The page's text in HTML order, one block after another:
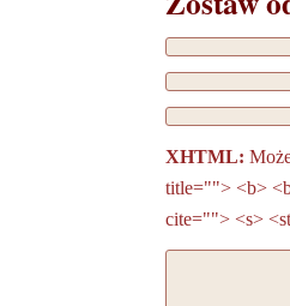
XHTML:
title=""> <b>
cite=""> <s>